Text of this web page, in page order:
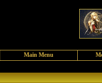
Main Menu